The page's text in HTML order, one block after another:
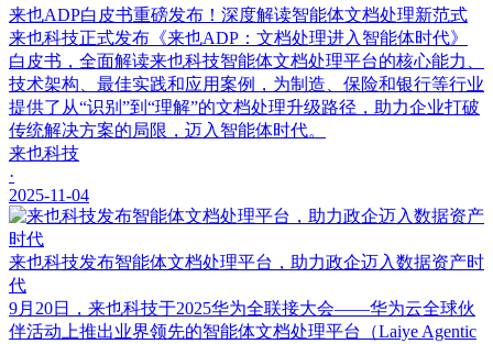
来也ADP白皮书重磅发布！深度解读智能体文档处理新范式
来也科技正式发布《来也ADP：文档处理进入智能体时代》
白皮书，全面解读来也科技智能体文档处理平台的核心能力、
技术架构、最佳实践和应用案例，为制造、保险和银行等行业
提供了从“识别”到“理解”的文档处理升级路径，助力企业打破
传统解决方案的局限，迈入智能体时代。
来也科技
·
2025-11-04
来也科技发布智能体文档处理平台，助力政企迈入数据资产时
代
9月20日，来也科技于2025华为全联接大会——华为云全球伙
伴活动上推出业界领先的智能体文档处理平台（Laiye Agentic